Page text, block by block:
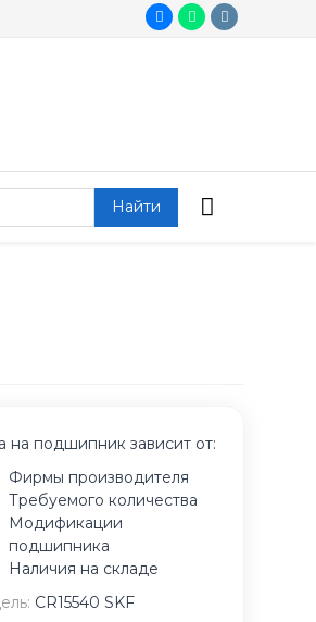
Найти
на подшипник зависит от:
Фирмы производителя
Требуемого количества
Модификации
подшипника
Наличия на складе
CR15540 SKF